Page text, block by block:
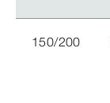
150/200